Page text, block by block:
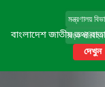
বাংলাদেশ জাতীয় তথ্য
দেখুন